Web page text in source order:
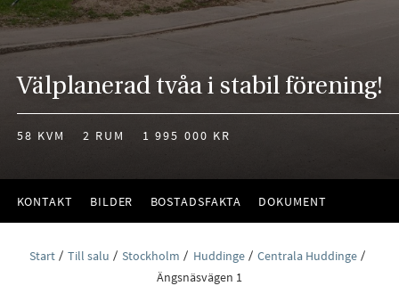
Välplanerad tvåa i stabil förening!
58 KVM 2 RUM 1 995 000 KR
KONTAKT BILDER BOSTADSFAKTA DOKUMENT
Start Till salu Stockholm Huddinge
Centrala Huddinge
Ängsnäsvägen 1